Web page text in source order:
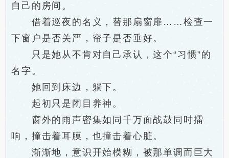
自己的房间。
借着巡夜的名义，替那扇窗扉……检查一
下窗户是否关严，帘子是否垂好。
只是她从不肯对自己承认，这个“习惯”的
名字。
她回到床边，躺下。
起初只是闭目养神。
窗外的雨声密集如同千万面战鼓同时擂
响，撞击着耳膜，也撞击着心脏。
渐渐地，意识开始模糊，被那单调而巨大